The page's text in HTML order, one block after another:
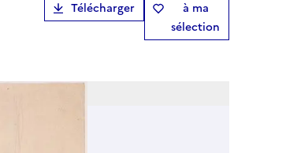
Télécharger
à ma
sélection